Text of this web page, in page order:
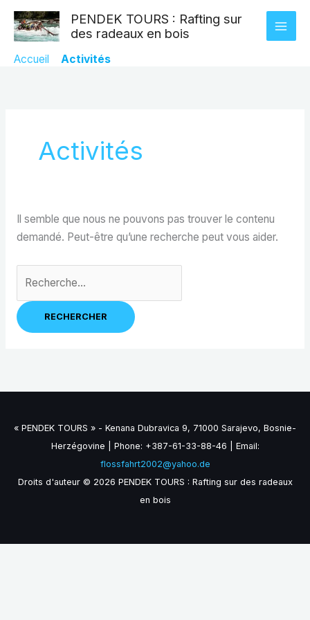
Aller
contenu
PENDEK TOURS : Rafting sur
des radeaux en bois
Accueil Activités
Activités
Il semble que nous ne pouvons pas trouver le contenu
demandé. Peut-être qu’une recherche peut vous aider.
Rechercher :
« PENDEK TOURS » - Kenana Dubravica 9, 71000 Sarajevo, Bosnie-
Herzégovine | Phone: +387-61-33-88-46 | Email:
flossfahrt2002@yahoo.de
Droits d'auteur © 2026 PENDEK TOURS : Rafting sur des radeaux
en bois